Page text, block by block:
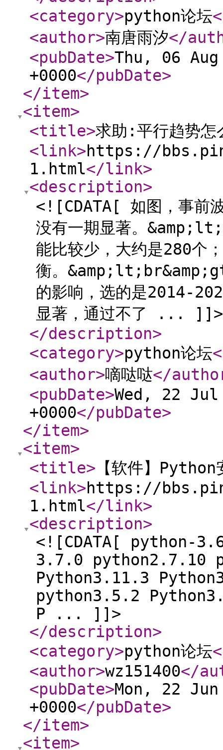
<category>python论坛
<author>南唐雨汐</
<pubDate>Thu, 06
+0000</pubDate>
</item>
<item>
<title>求助:平行趋势怎
<link>https://
1.html</link>
<description>
<![CDATA[ 如图，事前
没有一期显著。
能比较少，大约是280个
衡。
的影响，选的是2014-
显著，通过不了 ... ]]>
</description>
<category>python论坛
<author>嘀哒哒</
<pubDate>Wed, 22
+0000</pubDate>
</item>
<item>
<title> 【软件】Python
<link>https://
1.html</link>
<description>
<![CDATA[ python-
3.7.0 python2.7.10
Python3.11.3
python3.5.2
P ... ]]>
</description>
<category>python论坛
<author>wz151400</
<pubDate>Mon, 22
+0000</pubDate>
</item>
<item>